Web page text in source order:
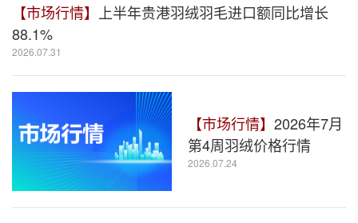
【市场行情】
上半年贵港羽绒羽毛进口额同比增长
88.1%
2026.07.31
【市场行情】 2026年7月
第4周羽绒价格行情
2026.07.24